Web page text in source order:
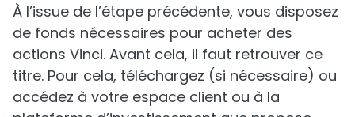
À l’issue de l’étape précédente, vous disposez
de fonds nécessaires pour acheter des
actions Vinci. Avant cela, il faut retrouver ce
titre. Pour cela, téléchargez (si nécessaire) ou
accédez à votre espace client ou à la